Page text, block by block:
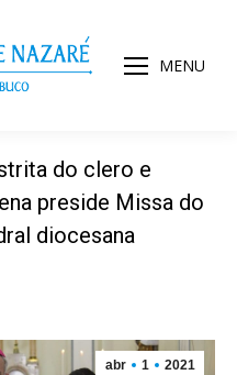
MENU
do clero e
preside Missa do
diocesana
abr 1 2021